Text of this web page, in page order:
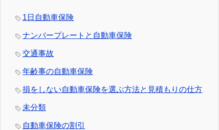
1日自動車保険
ナンバープレートと自動車保険
交通事故
年齢事の自動車保険
損をしない自動車保険を選ぶ方法と見積もりの仕方
未分類
自動車保険の割引